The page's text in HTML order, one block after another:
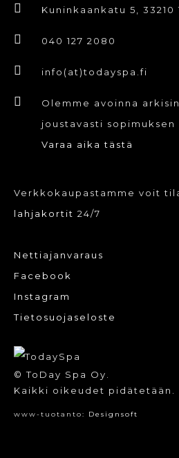
Kuninkaankatu 5, 33210
040 127 2080
info(at)todayspa.fi
Olemme avoinna
joustavasti sopimuksen
Varaa aika tästä
Verkkokaupastamme voit
lahjakortit 24/7
Nettiajanvaraus
Facebook
Instagram
Tietosuojaseloste
© ToDay Spa Oy.
Kaikki oikeudet pidätetään.
www-tuotanto: Designsoft